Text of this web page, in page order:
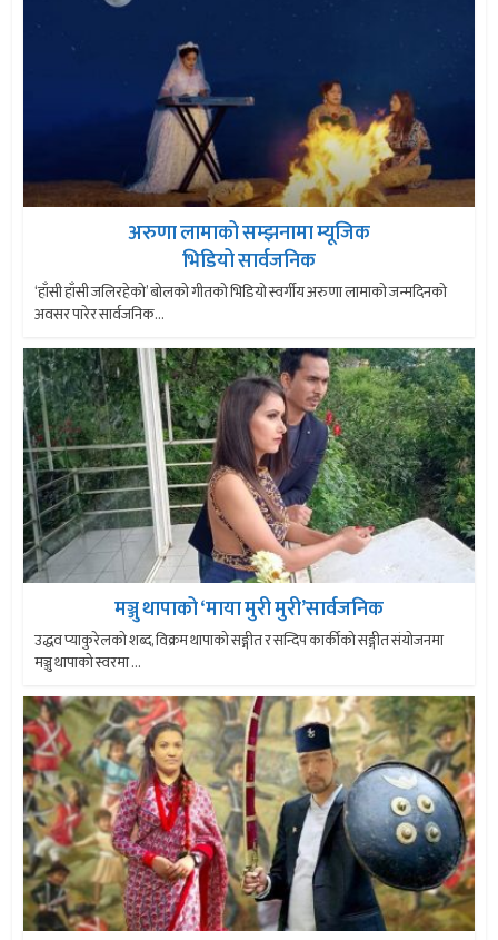
अरुणा लामाको सम्झनामा म्यूजिक
भिडियो सार्वजनिक
‘हाँसी हाँसी जलिरहेको’ बोलको गीतको भिडियो स्वर्गीय अरुणा लामाको जन्मदिनको
अवसर पारेर सार्वजनिक...
मञ्जु थापाको ‘माया मुरी मुरी’सार्वजनिक
उद्धव प्याकुरेलको शब्द, विक्रम थापाको सङ्गीत र सन्दिप कार्कीको सङ्गीत संयोजनमा
मञ्जु थापाको स्वरमा ...